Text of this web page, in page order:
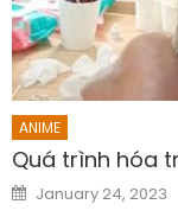
ANIME
Quá trình hóa
Posted
on
January 24, 2023